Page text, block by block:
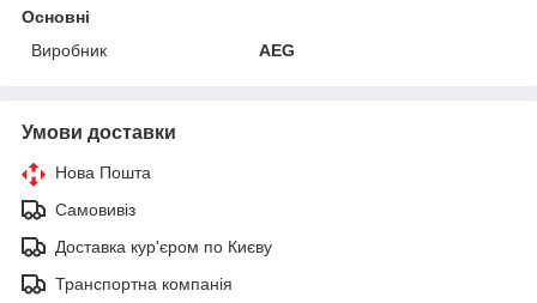
Основні
Виробник
AEG
Умови доставки
Нова Пошта
Самовивіз
Доставка кур'єром по Києву
Транспортна компанія